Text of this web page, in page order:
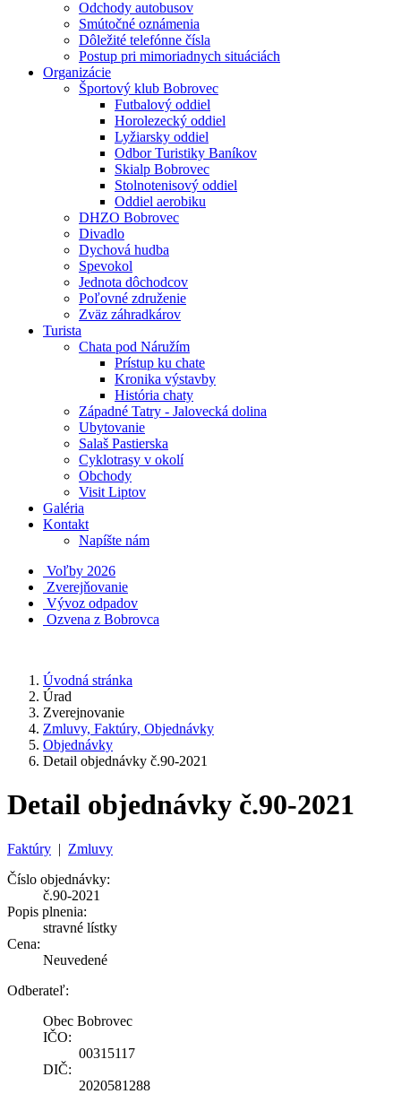
Odchody autobusov
Smútočné oznámenia
Dôležité telefónne čísla
Postup pri mimoriadnych situáciách
Organizácie
Športový klub Bobrovec
Futbalový oddiel
Horolezecký oddiel
Lyžiarsky oddiel
Odbor Turistiky Baníkov
Skialp Bobrovec
Stolnotenisový oddiel
Oddiel aerobiku
DHZO Bobrovec
Divadlo
Dychová hudba
Spevokol
Jednota dôchodcov
Poľovné združenie
Zväz záhradkárov
Turista
Chata pod Náružím
Prístup ku chate
Kronika výstavby
História chaty
Západné Tatry - Jalovecká dolina
Ubytovanie
Salaš Pastierska
Cyklotrasy v okolí
Obchody
Visit Liptov
Galéria
Kontakt
Napíšte nám
Voľby 2026
Zverejňovanie
Vývoz odpadov
Ozvena z Bobrovca
Úvodná stránka
Úrad
Zverejnovanie
Zmluvy, Faktúry, Objednávky
Objednávky
Detail objednávky č.90-2021
Detail objednávky č.90-2021
Faktúry | Zmluvy
Číslo objednávky:
č.90-2021
Popis plnenia:
stravné lístky
Cena:
Neuvedené
Odberateľ:
Obec Bobrovec
IČO:
00315117
DIČ:
2020581288